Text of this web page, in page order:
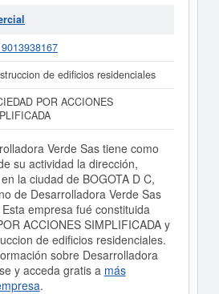
de edificios residenciales
POR ACCIONES
Verde Sas tiene como
su actividad la dirección,
la ciudad de BOGOTA D C,
de Desarrolladora Verde Sas
empresa fué constituida
ACCIONES SIMPLIFICADA y
de edificios residenciales.
sobre Desarrolladora
y acceda gratis a más
.